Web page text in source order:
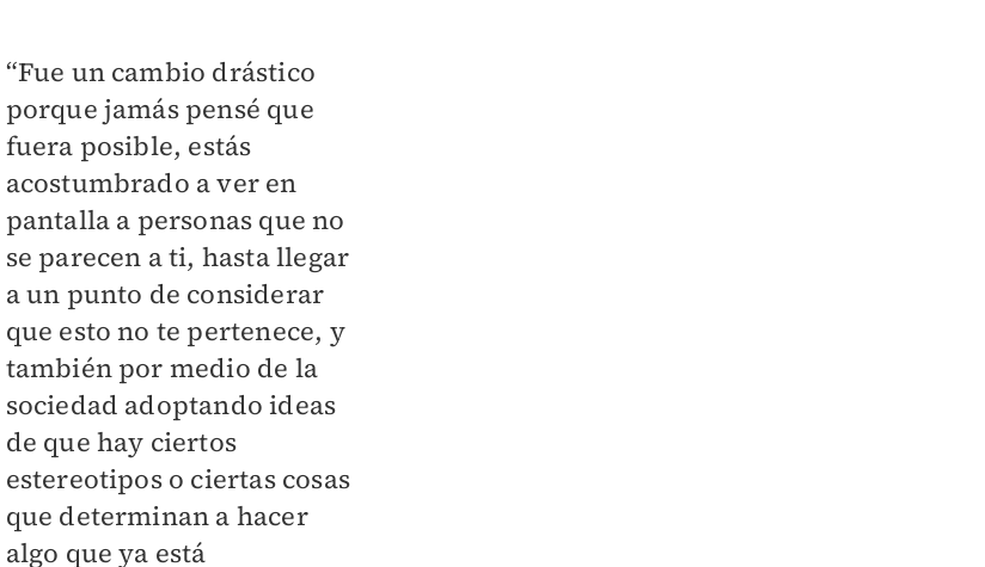
“Fue un cambio drástico
porque jamás pensé que
fuera posible, estás
acostumbrado a ver en
pantalla a personas que no
se parecen a ti, hasta llegar
a un punto de considerar
que esto no te pertenece, y
también por medio de la
sociedad adoptando ideas
de que hay ciertos
estereotipos o ciertas cosas
que determinan a hacer
algo que ya está